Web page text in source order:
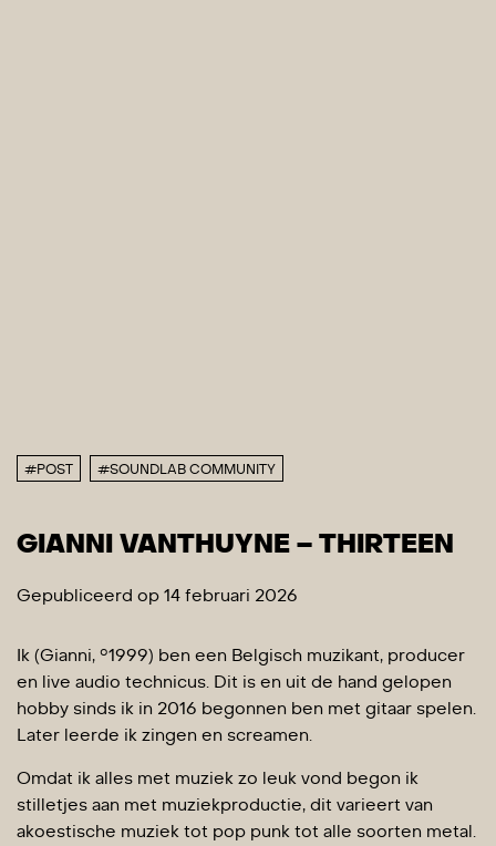
#POST #SOUNDLAB COMMUNITY
GIANNI VANTHUYNE – THIRTEEN
Gepubliceerd op 14 februari 2026
Ik (Gianni, °1999) ben een Belgisch muzikant, producer
en live audio technicus. Dit is en uit de hand gelopen
hobby sinds ik in 2016 begonnen ben met gitaar spelen.
Later leerde ik zingen en screamen.
Omdat ik alles met muziek zo leuk vond begon ik
stilletjes aan met muziekproductie, dit varieert van
akoestische muziek tot pop punk tot alle soorten metal.